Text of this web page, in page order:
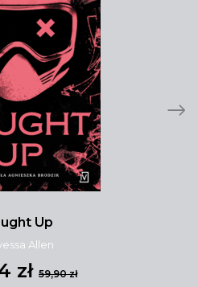
Up
Allen
zł 59,90 zł